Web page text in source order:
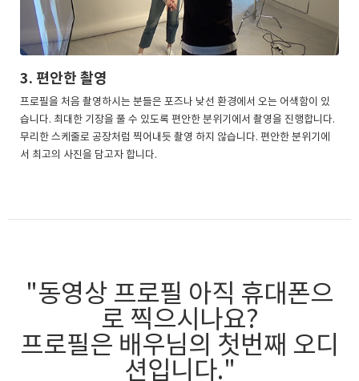
3. 편안한 촬영
프로필을 처음 촬영하시는 분들은 포즈나 낮선 환경에서 오는 어색함이 있
습니다. 최대한 기장을 풀 수 있도록 편안한 분위기에서 촬영을 진행합니다.
무리한 스케줄로 공장처럼 찍어내듯 촬영 하지 않습니다. 편안한 분위기에
서 최고의 사진을 담고자 합니다.
"동영상 프로필 아직 휴대폰으
로 찍으시나요?
프로필은 배우님의 첫번째 오디
션입니다."